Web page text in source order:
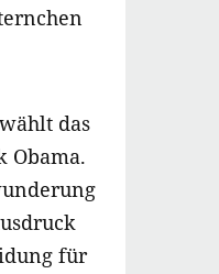
das
Obama.
für